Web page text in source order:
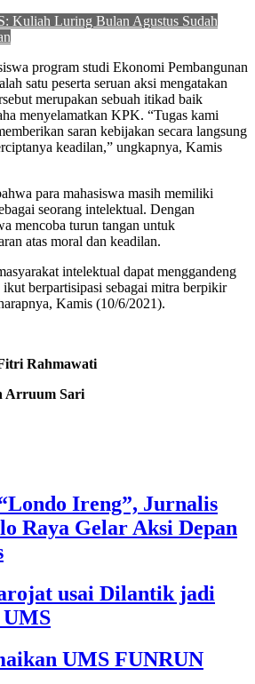
Kuliah Luring Bulan Agustus Sudah
program studi Ekonomi Pembangunan
satu peserta seruan aksi mengatakan
merupakan sebuah itikad baik
menyelamatkan KPK. “Tugas kami
saran kebijakan secara langsung
keadilan,” ungkapnya, Kamis
para mahasiswa masih memiliki
seorang intelektual. Dengan
mencoba turun tangan untuk
atas moral dan keadilan.
intelektual dapat menggandeng
berpartisipasi sebagai mitra berpikir
Kamis (10/6/2021).
Rahmawati
Sari
Ireng”, Jurnalis
Raya Gelar Aksi Depan
usai Dilantik jadi
UMS FUNRUN